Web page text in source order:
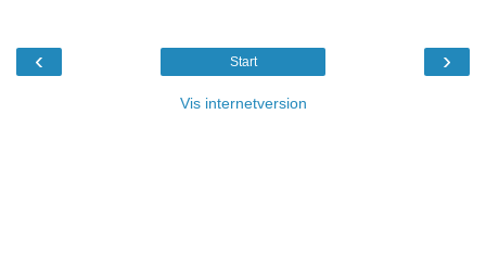
‹ ›
Start
Vis internetversion